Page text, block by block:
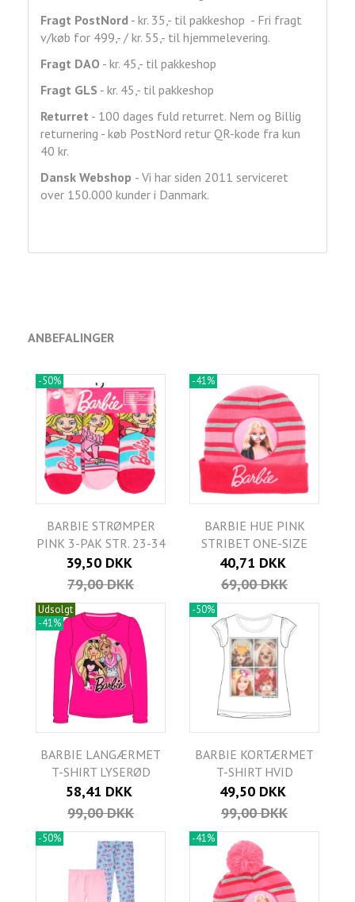
Fragt PostNord - kr. 35,- til pakkeshop - Fri fragt
v/køb for 499,- / kr. 55,- til hjemmelevering.
Fragt DAO - kr. 45,- til pakkeshop
Fragt GLS - kr. 45,- til pakkeshop
Returret - 100 dages fuld returret. Nem og Billig
returnering - køb PostNord retur QR-kode fra kun
40 kr.
Dansk Webshop - Vi har siden 2011 serviceret
over 150.000 kunder i Danmark.
ANBEFALINGER
-50%
BARBIE STRØMPER
PINK 3-PAK STR. 23-34
39,50 DKK
79,00 DKK
-41%
BARBIE HUE PINK
STRIBET ONE-SIZE
40,71 DKK
69,00 DKK
Udsolgt
-41%
BARBIE LANGÆRMET
T-SHIRT LYSERØD
58,41 DKK
99,00 DKK
-50%
BARBIE KORTÆRMET
T-SHIRT HVID
49,50 DKK
99,00 DKK
-50% -41%